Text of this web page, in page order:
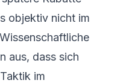
objektiv nicht im
aus, dass sich
im